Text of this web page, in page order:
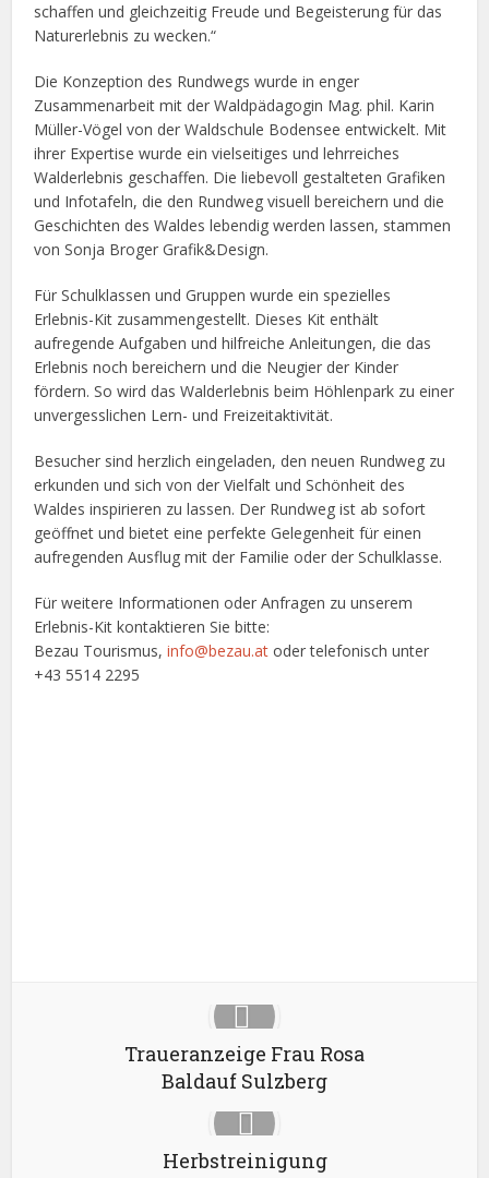
schaffen und gleichzeitig Freude und Begeisterung für das
Naturerlebnis zu wecken.“
Die Konzeption des Rundwegs wurde in enger
Zusammenarbeit mit der Waldpädagogin Mag. phil. Karin
Müller-Vögel von der Waldschule Bodensee entwickelt. Mit
ihrer Expertise wurde ein vielseitiges und lehrreiches
Walderlebnis geschaffen. Die liebevoll gestalteten Grafiken
und Infotafeln, die den Rundweg visuell bereichern und die
Geschichten des Waldes lebendig werden lassen, stammen
von Sonja Broger Grafik&Design.
Für Schulklassen und Gruppen wurde ein spezielles
Erlebnis-Kit zusammengestellt. Dieses Kit enthält
aufregende Aufgaben und hilfreiche Anleitungen, die das
Erlebnis noch bereichern und die Neugier der Kinder
fördern. So wird das Walderlebnis beim Höhlenpark zu einer
unvergesslichen Lern- und Freizeitaktivität.
Besucher sind herzlich eingeladen, den neuen Rundweg zu
erkunden und sich von der Vielfalt und Schönheit des
Waldes inspirieren zu lassen. Der Rundweg ist ab sofort
geöffnet und bietet eine perfekte Gelegenheit für einen
aufregenden Ausflug mit der Familie oder der Schulklasse.
Für weitere Informationen oder Anfragen zu unserem
Erlebnis-Kit kontaktieren Sie bitte:
Bezau Tourismus,info@bezau.at oder telefonisch unter
+43 5514 2295
Traueranzeige Frau Rosa
Baldauf Sulzberg
Herbstreinigung